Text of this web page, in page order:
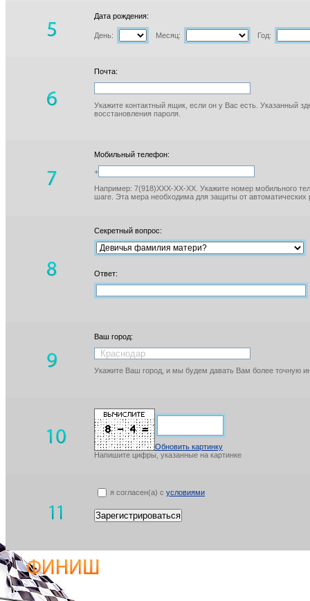
Дата рождения:
День: Месяц: Год:
Почта:
Укажите контактный ящик, если он у Вас есть. Указанный
восстановления пароля.
Мобильный телефон:
+
Например: 7(918)XXX-XX-XX. Укажите номер мобильного
шаге. Эта мера необходима для защиты от автоматических
Секретный вопрос:
Ответ:
Ваш город:
Укажите Ваш город, и мы будем давать Вам более точную
Обновить картинку
Напишите цифры, указанные на картинке
я согласен(а) с условиями
Зарегистрироваться